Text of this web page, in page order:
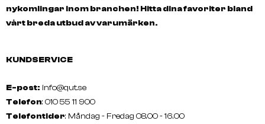
nykomlingar inom branchen! Hitta dina favoriter bland
vårt breda utbud av varumärken.
KUNDSERVICE
E-post: info@qut.se
Telefon: 010 55 11 900
Telefontider: Måndag - Fredag 08.00 - 16.00